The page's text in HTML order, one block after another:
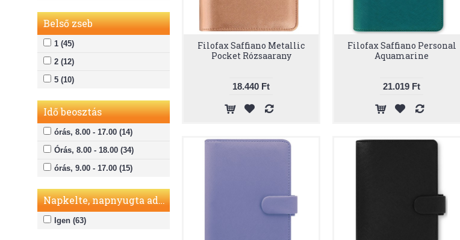
Belső zseb
1 (45)
2 (12)
5 (10)
Idő beosztás
órás, 8.00 - 17.00 (14)
Órás, 8.00 - 18.00 (34)
órás, 9.00 - 17.00 (15)
Napkelte, napnyugta adatok
Igen (63)
Filofax Saffiano Metallic
Pocket Rózsaarany
18.440 Ft
Filofax Saffiano Personal
Aquamarine
21.019 Ft